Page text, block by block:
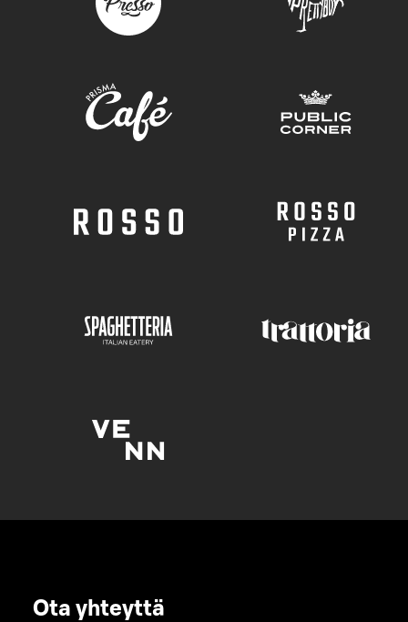
Ota yhteyttä